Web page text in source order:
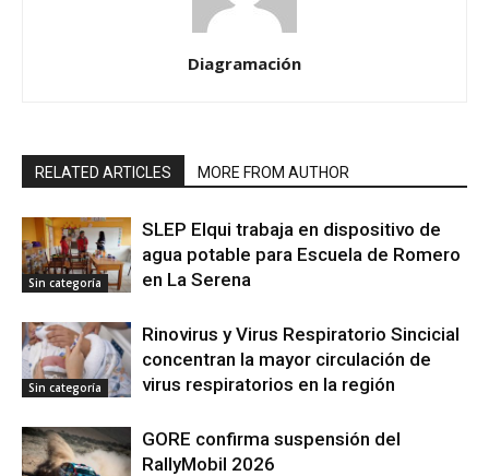
Diagramación
RELATED ARTICLES MORE FROM AUTHOR
Sin categoría
SLEP Elqui trabaja en dispositivo de
agua potable para Escuela de Romero
en La Serena
Sin categoría
Rinovirus y Virus Respiratorio Sincicial
concentran la mayor circulación de
virus respiratorios en la región
GORE confirma suspensión del
RallyMobil 2026